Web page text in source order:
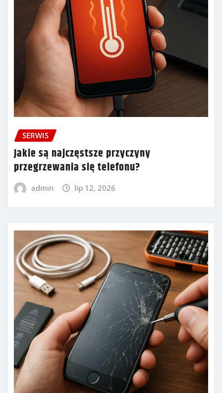
SERWIS
Jakie są najczęstsze przyczyny
przegrzewania się telefonu?
admin lip 12, 2026